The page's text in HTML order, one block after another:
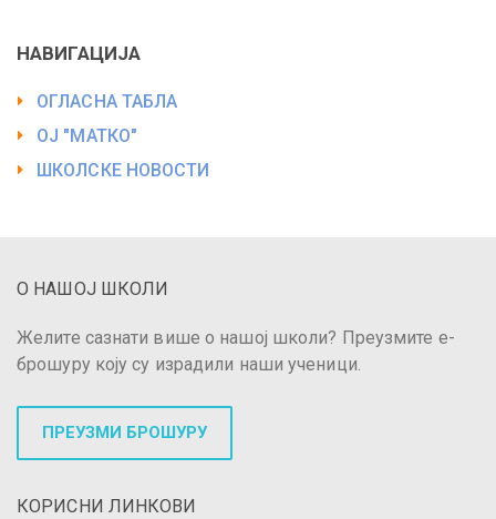
НАВИГАЦИЈА
ОГЛАСНА ТАБЛА
ОЈ "МАТКО"
ШКОЛСКЕ НОВОСТИ
О НАШОЈ ШКОЛИ
Желите сазнати више о нашој школи? Преузмите е-
брошуру коју су израдили наши ученици.
ПРЕУЗМИ БРОШУРУ
КОРИСНИ ЛИНКОВИ